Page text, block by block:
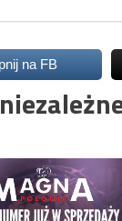
na FB